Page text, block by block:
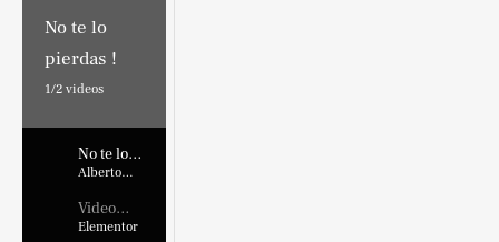
No te lo
pierdas !
1/2 videos
No te lo
pierdas !
Alberto
Video
Placehold
Elementor